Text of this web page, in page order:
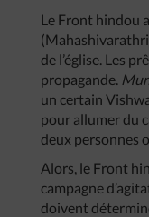
Le Front hindou
de l’église. Les
propagande.
un certain
pour allumer du
deux personnes
Alors, le Front
campagne
doivent